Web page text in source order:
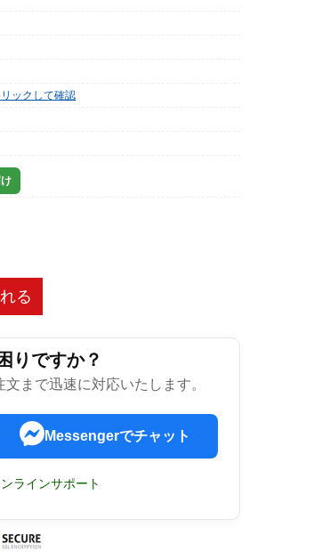
ックして確認
る
りですか？
まで迅速に対応いたします。
Messengerでチャット
ラインサポート